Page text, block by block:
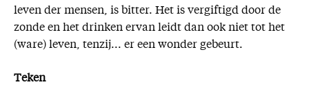
leven der mensen, is bitter. Het is vergiftigd door de
zonde en het drinken ervan leidt dan ook niet tot het
(ware) leven, tenzij... er een wonder gebeurt.
Teken